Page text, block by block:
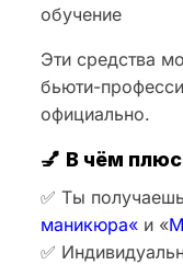
обучение
Эти средства
бьюти-
официально.
💅 В чём
✅ Ты
маникюра« и «
✅